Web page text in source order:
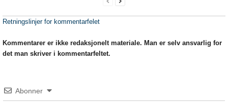
Retningslinjer for kommentarfelet
Kommentarer er ikke redaksjonelt materiale. Man er selv ansvarlig for
det man skriver i kommentarfeltet.
Abonner